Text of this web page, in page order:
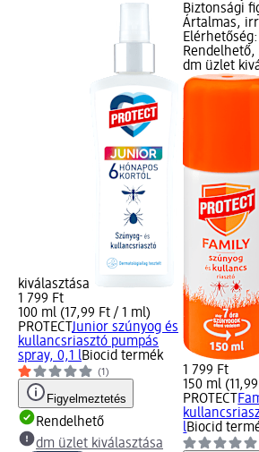
kiválasztása
1 799 Ft
100 ml (17,99 Ft / 1 ml)
PROTECT Junior szúnyog és
kullancsriasztó pumpás
spray, 0,1 lBiocid termék
(1)
Figyelmeztetés
Rendelhető
dm üzlet kiválasztása
Biztonsági
Ártalmas,
dm üzlet
1 799 Ft
150 ml
PROTECT
lBiocid